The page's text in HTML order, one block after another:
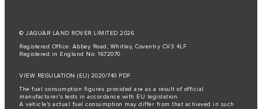
© JAGUAR LAND ROVER LIMITED 2026
Registered Office: Abbey Road, Whitley, Coventry CV3 4LF
Registered in England No: 1672070
VIEW REGULATION (EU) 2020/740 PDF
The fuel consumption figures provided are as a result of official
manufacturer's tests in accordance with EU legislation.
A vehicle's actual fuel consumption may differ from that achieved in such